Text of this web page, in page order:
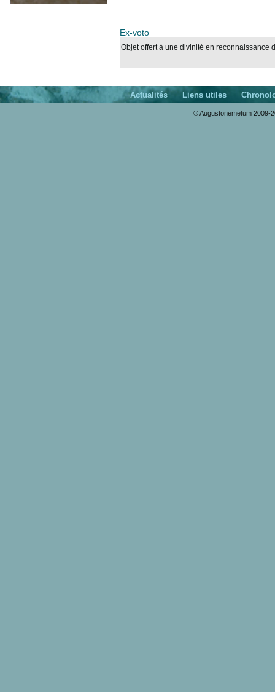
Ex-voto
Objet offert à une divinité en reconnaissance
Actualités Liens utiles
© Augustonemetum 2009-